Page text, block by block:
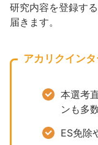
研究内容を登録す
届きます。
アカリクイン
本選考
ンも多
ES免除